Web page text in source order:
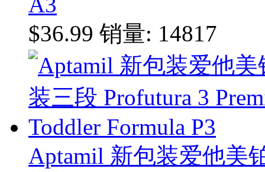
$36.99 销量: 14817
Aptamil 新包装爱他美